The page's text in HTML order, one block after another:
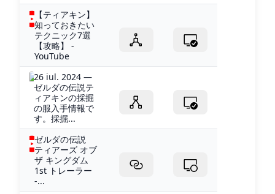
【ティアキン】
知っておきたい
テクニック7選
【攻略】 -
YouTube
26 iul. 2024 —
ゼルダの伝説テ
ィアキンの採掘
の服入手情報で
す。採掘...
ゼルダの伝説
ティアーズ オブ
ザ キングダム
1st トレーラー
-...